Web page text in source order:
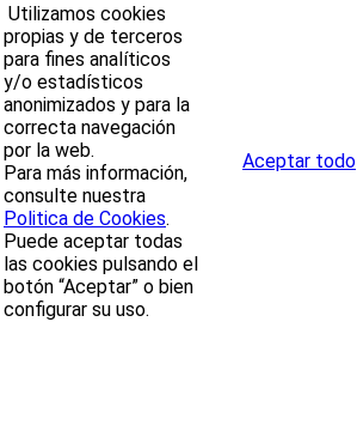
Utilizamos cookies
propias y de terceros
para fines analíticos
y/o estadísticos
anonimizados y para la
correcta navegación
por la web.
Para más información,
consulte nuestra
Politica de Cookies.
Puede aceptar todas
las cookies pulsando el
botón “Aceptar” o bien
configurar su uso.
Aceptar todo